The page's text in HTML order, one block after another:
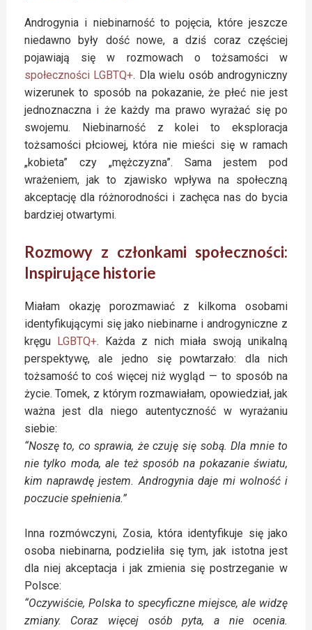
Androgynia i niebinarność to pojęcia, które jeszcze
niedawno były dość nowe, a dziś coraz częściej
pojawiają się w rozmowach o tożsamości w
społeczności LGBTQ+. Dla wielu osób androgyniczny
wizerunek to sposób na pokazanie, że płeć nie jest
jednoznaczna i że każdy ma prawo wyrażać się po
swojemu. Niebinarność z kolei to eksploracja
tożsamości płciowej, która nie mieści się w ramach
„kobieta” czy „mężczyzna”. Sama jestem pod
wrażeniem, jak to zjawisko wpływa na społeczną
akceptację dla różnorodności i zachęca nas do bycia
bardziej otwartymi.
Rozmowy z członkami społeczności:
Inspirujące historie
Miałam okazję porozmawiać z kilkoma osobami
identyfikującymi się jako niebinarne i androgyniczne z
kręgu LGBTQ+. Każda z nich miała swoją unikalną
perspektywę, ale jedno się powtarzało: dla nich
tożsamość to coś więcej niż wygląd — to sposób na
życie. Tomek, z którym rozmawiałam, opowiedział, jak
ważna jest dla niego autentyczność w wyrażaniu
siebie:
“Noszę to, co sprawia, że czuję się sobą. Dla mnie to
nie tylko moda, ale też sposób na pokazanie światu,
kim naprawdę jestem. Androgynia daje mi wolność i
poczucie spełnienia.”
Inna rozmówczyni, Zosia, która identyfikuje się jako
osoba niebinarna, podzieliła się tym, jak istotna jest
dla niej akceptacja i jak zmienia się postrzeganie w
Polsce:
“Oczywiście, Polska to specyficzne miejsce, ale widzę
zmiany. Coraz więcej osób pyta, a nie ocenia.